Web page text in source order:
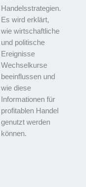
Handelsstrategien.
Es wird erklärt,
wie wirtschaftliche
und politische
Ereignisse
Wechselkurse
beeinflussen und
wie diese
Informationen für
profitablen Handel
genutzt werden
können.